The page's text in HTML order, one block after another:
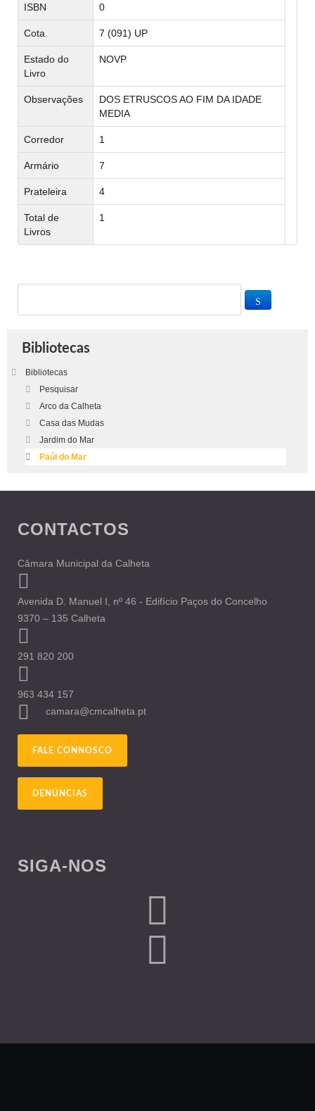
ISBN 0
Cota 7 (091) UP
Estado do
Livro
NOVP
Observações
DOS ETRUSCOS AO FIM DA IDADE
MEDIA
Corredor 1
Armário 7
Prateleira 4
Total de
Livros
1
Bibliotecas
Bibliotecas
Pesquisar
Arco da Calheta
Casa das Mudas
Jardim do Mar
Paúl do Mar
CONTACTOS
Câmara Municipal da Calheta
Avenida D. Manuel I, nº 46 - Edifício Paços do Concelho
9370 – 135 Calheta
291 820 200
963 434 157
camara@cmcalheta.pt
FALE CONNOSCO
DENÚNCIAS
SIGA-NOS